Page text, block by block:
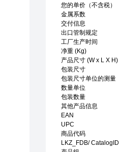
您的单价（不含税）
金属系数
交付信息
出口管制规定
工厂生产时间
净重 (Kg)
产品尺寸 (W x L X H)
包装尺寸
包装尺寸单位的测量
数量单位
包装数量
其他产品信息
EAN
UPC
商品代码
LKZ_FDB/ CatalogID